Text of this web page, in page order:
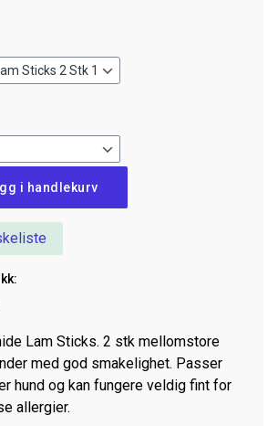
i handlekurv
Lam Sticks. 2 stk mellomstore
med god smakelighet. Passer
hund og kan fungere veldig fint for
allergier.